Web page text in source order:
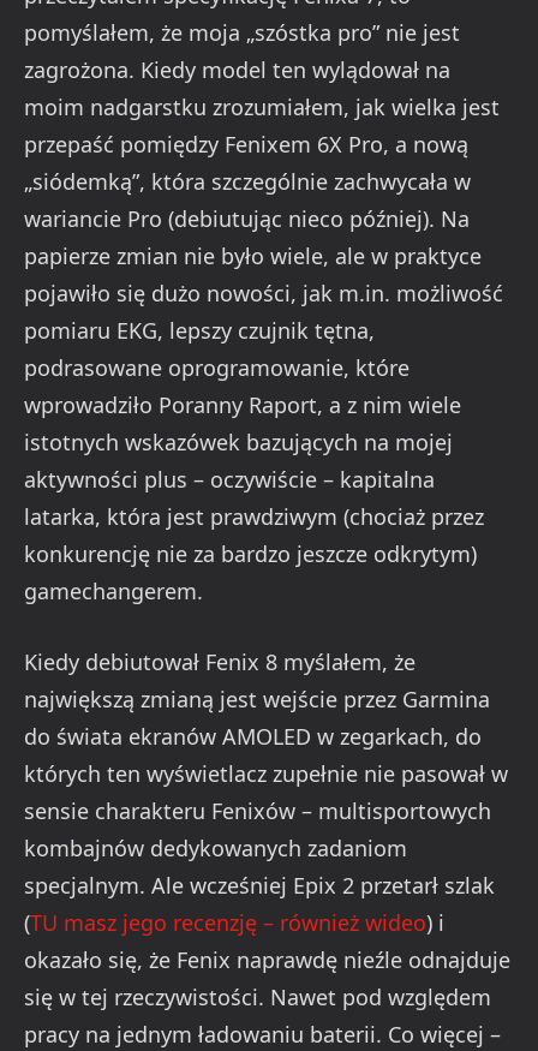
pomyślałem, że moja „szóstka pro” nie jest
zagrożona. Kiedy model ten wylądował na
moim nadgarstku zrozumiałem, jak wielka jest
przepaść pomiędzy Fenixem 6X Pro, a nową
„siódemką”, która szczególnie zachwycała w
wariancie Pro (debiutując nieco później). Na
papierze zmian nie było wiele, ale w praktyce
pojawiło się dużo nowości, jak m.in. możliwość
pomiaru EKG, lepszy czujnik tętna,
podrasowane oprogramowanie, które
wprowadziło Poranny Raport, a z nim wiele
istotnych wskazówek bazujących na mojej
aktywności plus – oczywiście – kapitalna
latarka, która jest prawdziwym (chociaż przez
konkurencję nie za bardzo jeszcze odkrytym)
gamechangerem.
Kiedy debiutował Fenix 8 myślałem, że
największą zmianą jest wejście przez Garmina
do świata ekranów AMOLED w zegarkach, do
których ten wyświetlacz zupełnie nie pasował w
sensie charakteru Fenixów – multisportowych
kombajnów dedykowanych zadaniom
specjalnym. Ale wcześniej Epix 2 przetarł szlak
(TU masz jego recenzję – również wideo) i
okazało się, że Fenix naprawdę nieźle odnajduje
się w tej rzeczywistości. Nawet pod względem
pracy na jednym ładowaniu baterii. Co więcej –